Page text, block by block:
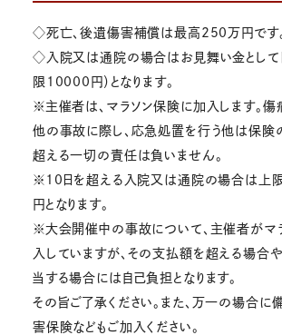
◇死亡、後遺傷害補償は最高250万円です
◇入院又は通院の場合はお見舞い金として
限10000円）となります。
※主催者は、マラソン保険に加入します。傷
他の事故に際し、応急処置を行う他は保険
超える一切の責任は負いません。
※10日を超える入院又は通院の場合は上
円となります。
※大会開催中の事故について、主催者がマ
入していますが、その支払額を超える場合
当する場合には自己負担となります。
その旨ご了承ください。また、万一の場合に
害保険などもご加入ください。